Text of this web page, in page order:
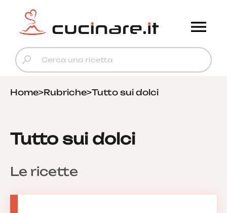
Home>Rubriche>Tutto sui dolci
Tutto sui dolci
Le ricette